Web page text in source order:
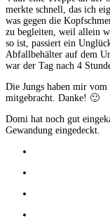
merkte schnell, das ich
was gegen die
zu begleiten, weil allein
so ist, passiert ein
Abfallbehälter auf dem
war der Tag nach 4
Die Jungs haben mir
mitgebracht. Danke! 🙂
Domi hat noch gut
Gewandung eingedeckt.